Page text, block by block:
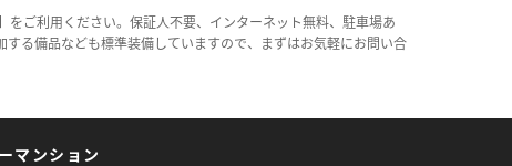
ご利用ください。保証人不要、インターネット無料、駐車場あ
る備品なども標準装備していますので、まずはお気軽にお問い合
マンション